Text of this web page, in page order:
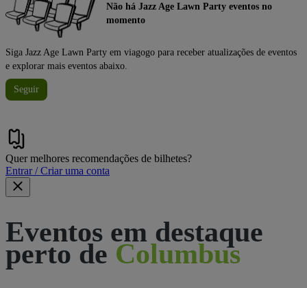
Não há Jazz Age Lawn Party eventos no
momento
Siga Jazz Age Lawn Party em viagogo para receber atualizações de eventos
e explorar mais eventos abaixo.
Seguir
Quer melhores recomendações de bilhetes?
Entrar / Criar uma conta
Eventos em destaque
perto de Columbus